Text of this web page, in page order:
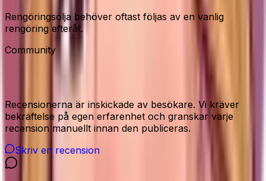
Rengöringsolja behöver oftast följas av en vanlig
rengöring efteråt.
Community
Recensioner från våra besökare
Recensionerna är inskickade av besökare. Vi kräver
bekräftelse på egen erfarenhet och granskar varje
recension manuellt innan den publiceras.
Skriv en recension